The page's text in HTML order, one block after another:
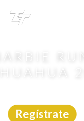
BARBIE RUN
Regístrate